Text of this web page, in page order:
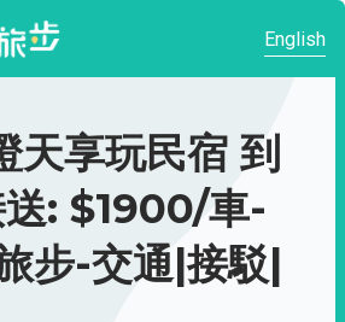
English
天享玩民宿 到
送: $1900/車-
步-交通|接駁|